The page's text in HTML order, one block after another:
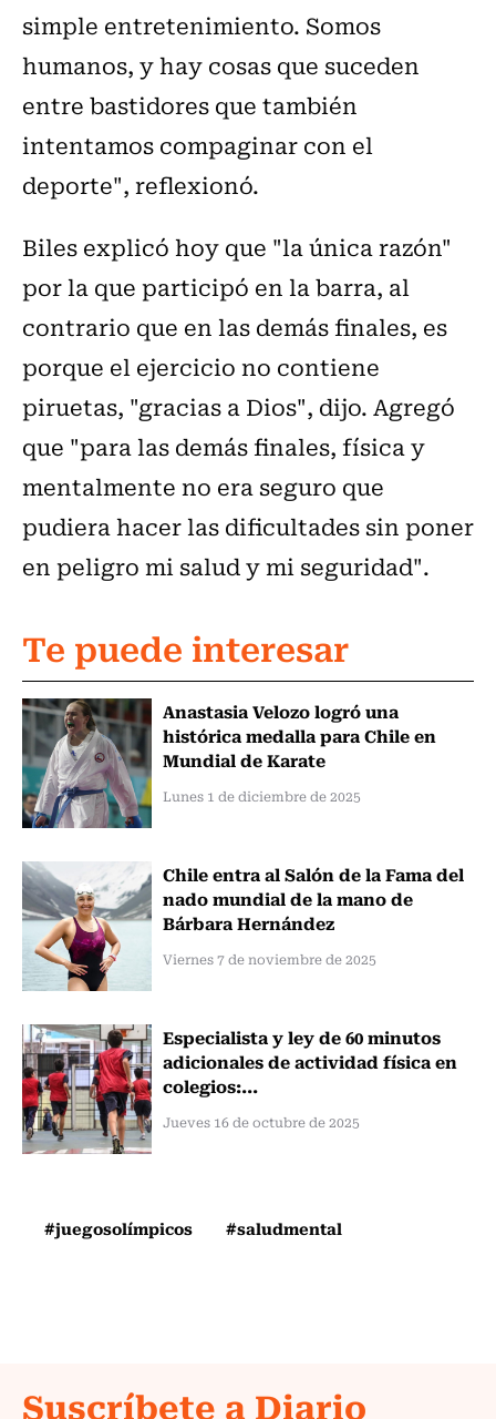
simple entretenimiento. Somos
humanos, y hay cosas que suceden
entre bastidores que también
intentamos compaginar con el
deporte", reflexionó.
Biles explicó hoy que "la única razón"
por la que participó en la barra, al
contrario que en las demás finales, es
porque el ejercicio no contiene
piruetas, "gracias a Dios", dijo. Agregó
que "para las demás finales, física y
mentalmente no era seguro que
pudiera hacer las dificultades sin poner
en peligro mi salud y mi seguridad".
Te puede interesar
Anastasia Velozo logró una
histórica medalla para Chile en
Mundial de Karate
Lunes 1 de diciembre de 2025
Chile entra al Salón de la Fama del
nado mundial de la mano de
Bárbara Hernández
Viernes 7 de noviembre de 2025
Especialista y ley de 60 minutos
adicionales de actividad física en
colegios:...
Jueves 16 de octubre de 2025
#juegosolímpicos #saludmental